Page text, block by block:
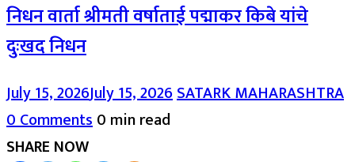
निधन वार्ता श्रीमती वर्षाताई पद्माकर किबे यांचे
दुःखद निधन
July 15, 2026July 15, 2026SATARK MAHARASHTRA
0 Comments0 min read
SHARE NOW